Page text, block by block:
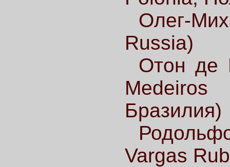
Олег-
Russia)
Отон де
Бразилия)
Vargas